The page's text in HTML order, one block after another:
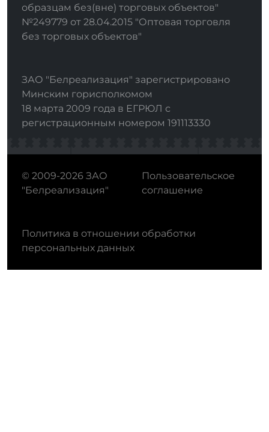
образцам без(вне) торговых объектов"
№249779 от 28.04.2015 "Оптовая торговля
без торговых объектов"
ЗАО "Белреализация" зарегистрировано
Минским горисполкомом
18 марта 2009 года в ЕГРЮЛ с
регистрационным номером 191113330
© 2009-2026 ЗАО
"Белреализация"
Пользовательское
соглашение
Политика в отношении обработки
персональных данных